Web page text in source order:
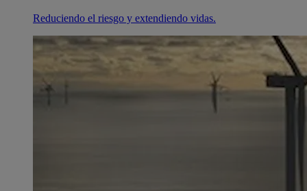
Reduciendo el riesgo y extendiendo vidas.